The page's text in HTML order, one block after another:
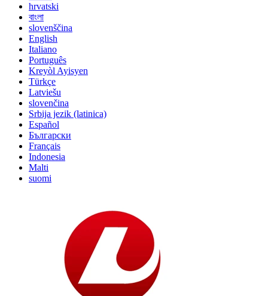
hrvatski
বাংলা
slovenščina
English
Italiano
Português
Kreyòl Ayisyen
Türkçe
Latviešu
slovenčina
Srbija jezik (latinica)
Español
Български
Français
Indonesia
Malti
suomi